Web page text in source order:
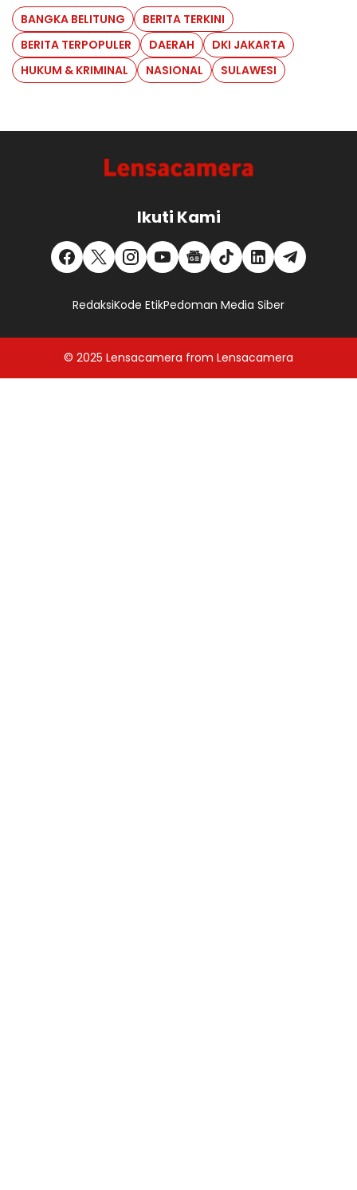
BANGKA BELITUNG
BERITA TERKINI
BERITA TERPOPULER
DAERAH
DKI JAKARTA
HUKUM & KRIMINAL
NASIONAL SULAWESI
Ikuti Kami
RedaksiKode EtikPedoman Media Siber
© 2025 Lensacamera from Lensacamera